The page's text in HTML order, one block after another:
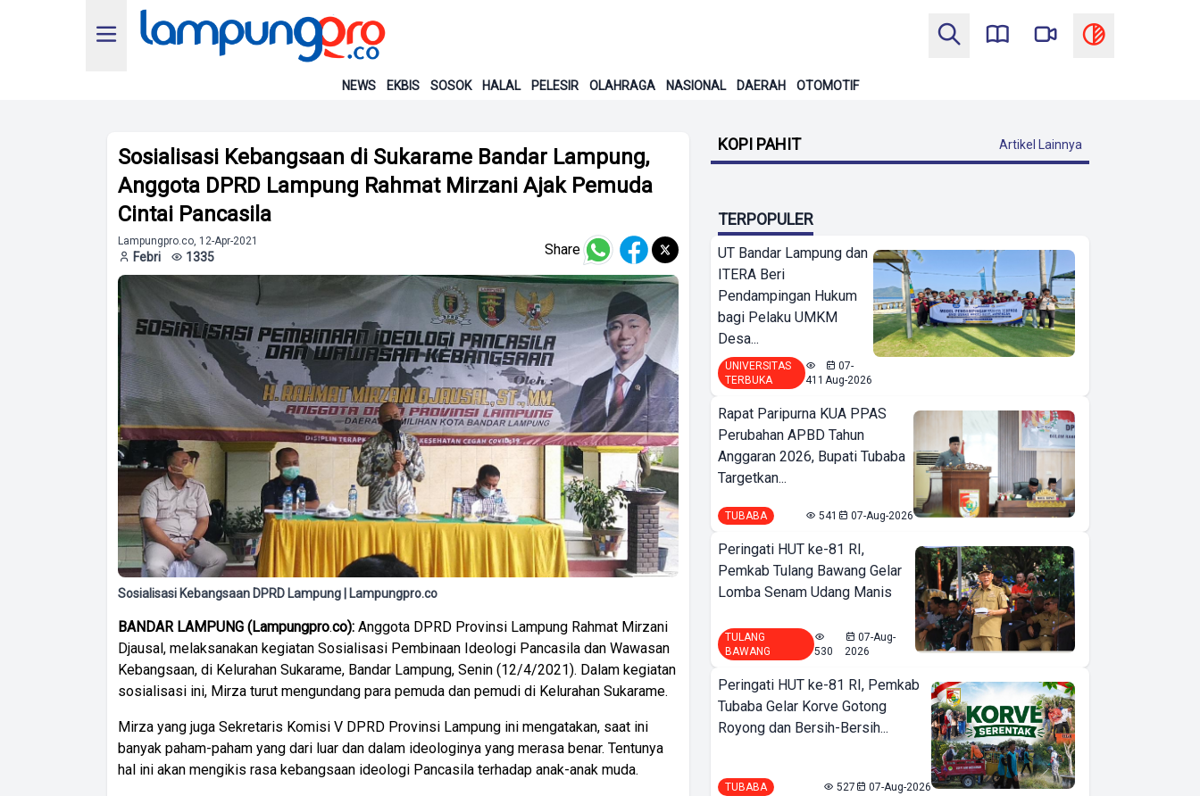
NEWS EKBIS SOSOK HALAL PELESIR OLAHRAGA NASIONAL DAERAH OTOMOTIF
Sosialisasi Kebangsaan di Sukarame Bandar Lampung,
Anggota DPRD Lampung Rahmat Mirzani Ajak Pemuda
Cintai Pancasila
Lampungpro.co, 12-Apr-2021
Febri 1335 Share
Sosialisasi Kebangsaan DPRD Lampung | Lampungpro.co
BANDAR LAMPUNG (Lampungpro.co): Anggota DPRD Provinsi Lampung Rahmat Mirzani
Djausal, melaksanakan kegiatan Sosialisasi Pembinaan Ideologi Pancasila dan Wawasan
Kebangsaan, di Kelurahan Sukarame, Bandar Lampung, Senin (12/4/2021). Dalam kegiatan
sosialisasi ini, Mirza turut mengundang para pemuda dan pemudi di Kelurahan Sukarame.
Mirza yang juga Sekretaris Komisi V DPRD Provinsi Lampung ini mengatakan, saat ini
banyak paham-paham yang dari luar dan dalam ideologinya yang merasa benar. Tentunya
hal ini akan mengikis rasa kebangsaan ideologi Pancasila terhadap anak-anak muda.
KOPI PAHIT Artikel Lainnya
TERPOPULER
UT Bandar Lampung dan
ITERA Beri
Pendampingan Hukum
bagi Pelaku UMKM
Desa...
UNIVERSITAS
TERBUKA
411
07-
Aug-2026
Rapat Paripurna KUA PPAS
Perubahan APBD Tahun
Anggaran 2026, Bupati Tubaba
Targetkan...
TUBABA 541 07-Aug-2026
Peringati HUT ke-81 RI,
Pemkab Tulang Bawang Gelar
Lomba Senam Udang Manis
TULANG
BAWANG
530
07-Aug-
2026
Peringati HUT ke-81 RI, Pemkab
Tubaba Gelar Korve Gotong
Royong dan Bersih-Bersih...
TUBABA 527 07-Aug-2026